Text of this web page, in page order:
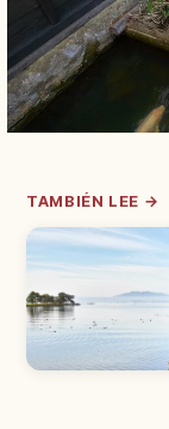
TAMBIÉN LEE →